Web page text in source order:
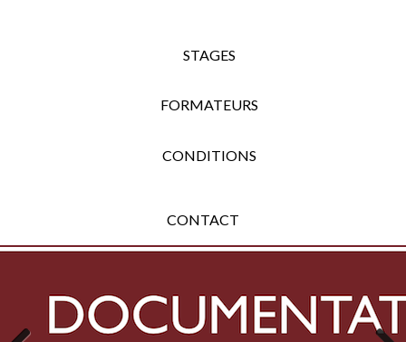
STAGES
FORMATEURS
CONDITIONS
CONTACT